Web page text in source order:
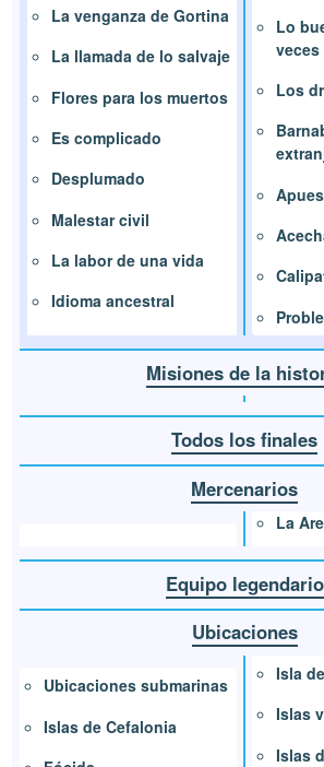
La venganza de Gortina
La llamada de lo salvaje
Flores para los muertos
Es complicado
Desplumado
Malestar civil
La labor de una vida
Idioma ancestral
Lo
Los
Misiones de la
Todos los finales
Mercenarios
La
Equipo legendario
Ubicaciones
Ubicaciones submarinas
Islas de Cefalonia
Isla
Islas
Islas